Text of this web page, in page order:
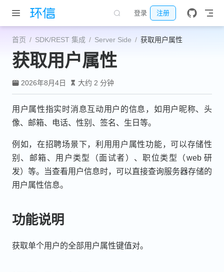
跳至主要內容
登录 注册
首页 SDK/REST 集成 Server Side 获取用户属性
获取用户属性
2026年8月4日 大约 2 分钟
用户属性指实时消息互动用户的信息，如用户昵称、头
像、邮箱、电话、性别、签名、生日等。
例如，在招聘场景下，利用用户属性功能，可以存储性
别、邮箱、用户类型（面试者）、职位类型（web 研
发）等。当查看用户信息时，可以直接查询服务器存储的
用户属性信息。
功能说明
获取单个用户的全部用户属性键值对。